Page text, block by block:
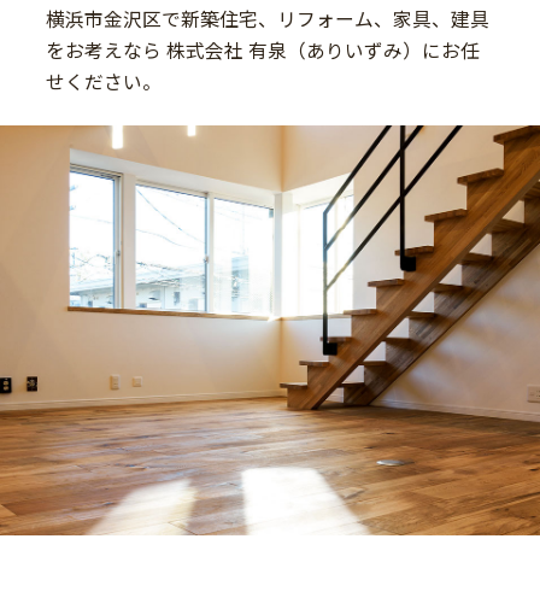
2017/02/03
ブログ
幼稚園用の注文家具（ロッカー）
2017/01/25
ブログ
【フルオーダー】畳ユニット
横浜市金沢区で新築住宅、リフォーム、家具、建具
をお考えなら 株式会社 有泉（ありいずみ）にお任
せください。